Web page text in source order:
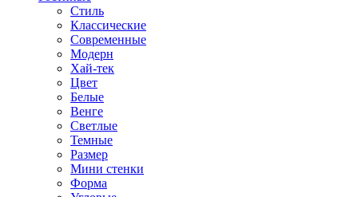
Стиль
Классические
Современные
Модерн
Хай-тек
Цвет
Белые
Венге
Светлые
Темные
Размер
Мини стенки
Форма